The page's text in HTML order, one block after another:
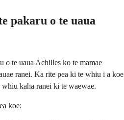
pakaru o te uaua
o te uaua Achilles ko te mamae
ranei. Ka rite pea ki te whiu i a koe
kaha ranei ki te waewae.
koe: